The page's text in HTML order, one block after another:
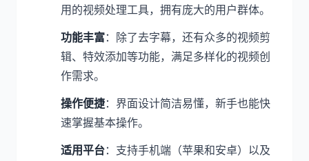
用的视频处理工具，拥有庞大的用户群体。
功能丰富：除了去字幕，还有众多的视频剪
辑、特效添加等功能，满足多样化的视频创
作需求。
操作便捷：界面设计简洁易懂，新手也能快
速掌握基本操作。
适用平台：支持手机端（苹果和安卓）以及